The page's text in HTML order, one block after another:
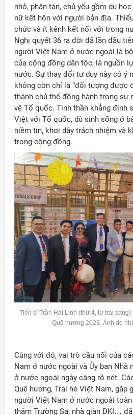
nhỏ, phân tán, chủ yếu gồm du
nữ kết hôn với người bản địa.
chức và ít kênh kết nối với trong
Nghị quyết 36 ra đời đã lần đầu
người Việt Nam ở nước ngoài là
của cộng đồng dân tộc, là nguồn
nước. Sự thay đổi tư duy này có ý
không còn chỉ là “đối tượng được
thành chủ thể đồng hành trong sự
vệ Tổ quốc. Tinh thần khẳng định
Việt với Tổ quốc, dù sinh sống ở
niềm tin, khơi dậy trách nhiệm và
trong cộng đồng.
Tiến sĩ Trần Hải Linh (thứ 4, từ trái
Quê hương 2023. Ảnh do
Cùng với đó, vai trò cầu nối của
Nam ở nước ngoài và Ủy ban Nhà
ở nước ngoài ngày càng rõ nét.
Quê hương, Trại hè Việt Nam, gặp
người Việt Nam ở nước ngoài
thăm Trường Sa, nhà giàn DKI…